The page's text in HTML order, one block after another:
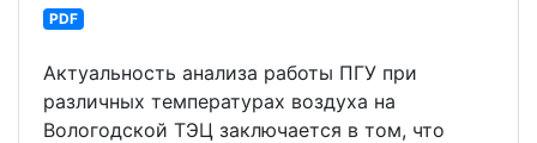
PDF
Актуальность анализа работы ПГУ при
различных температурах воздуха на
Вологодской ТЭЦ заключается в том, что